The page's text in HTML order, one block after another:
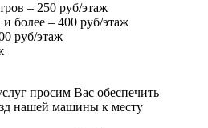
– 250 руб/этаж
более – 400 руб/этаж
руб/этаж
просим Вас обеспечить
нашей машины к месту